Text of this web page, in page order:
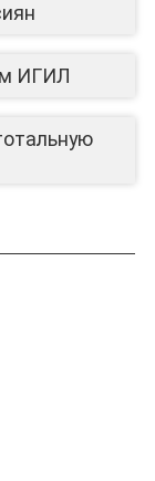
ИГИЛ